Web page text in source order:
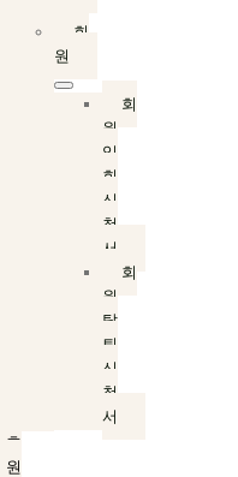
회
원
회
원
입
회
신
청
서
회
원
탈
퇴
신
청
서
후
원